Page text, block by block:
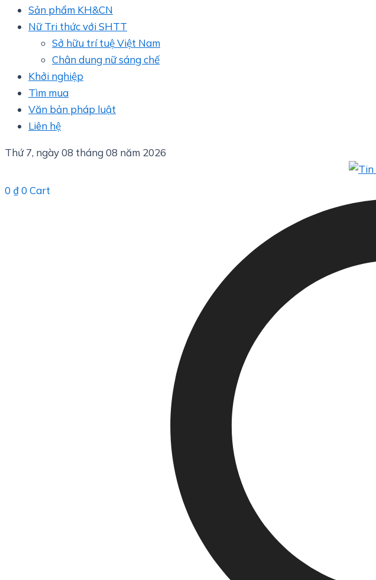
Sản phẩm KH&CN
Nữ Tri thức với SHTT
Sở hữu trí tuệ Việt Nam
Chân dung nữ sáng chế
Khởi nghiệp
Tìm mua
Văn bản pháp luật
Liên hệ
Thứ 7, ngày 08 tháng 08 năm 2026
0 ₫0 Cart